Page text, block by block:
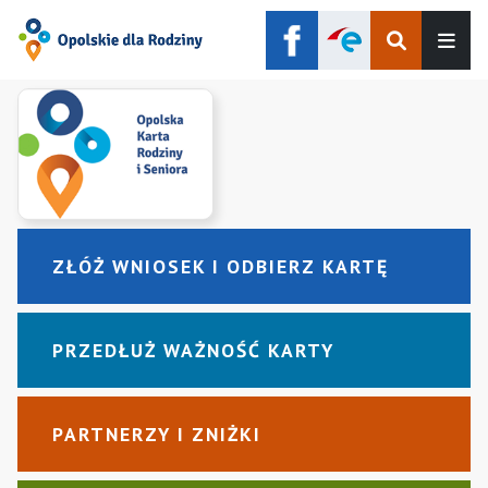
Szukaj
ZŁÓŻ WNIOSEK I ODBIERZ KARTĘ
PRZEDŁUŻ WAŻNOŚĆ KARTY
PARTNERZY I ZNIŻKI